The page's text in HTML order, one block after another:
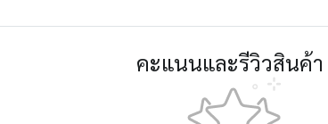
คะแนนและรีวิวสินค้า